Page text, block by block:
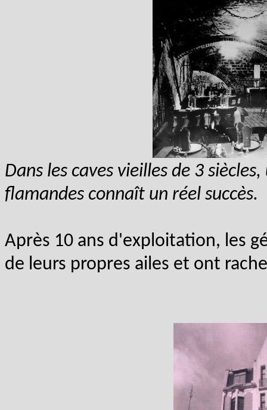
Dans les caves vieilles de 3
flamandes connaît un réel succès.
Après 10 ans d'exploitation, les
de leurs propres ailes et ont